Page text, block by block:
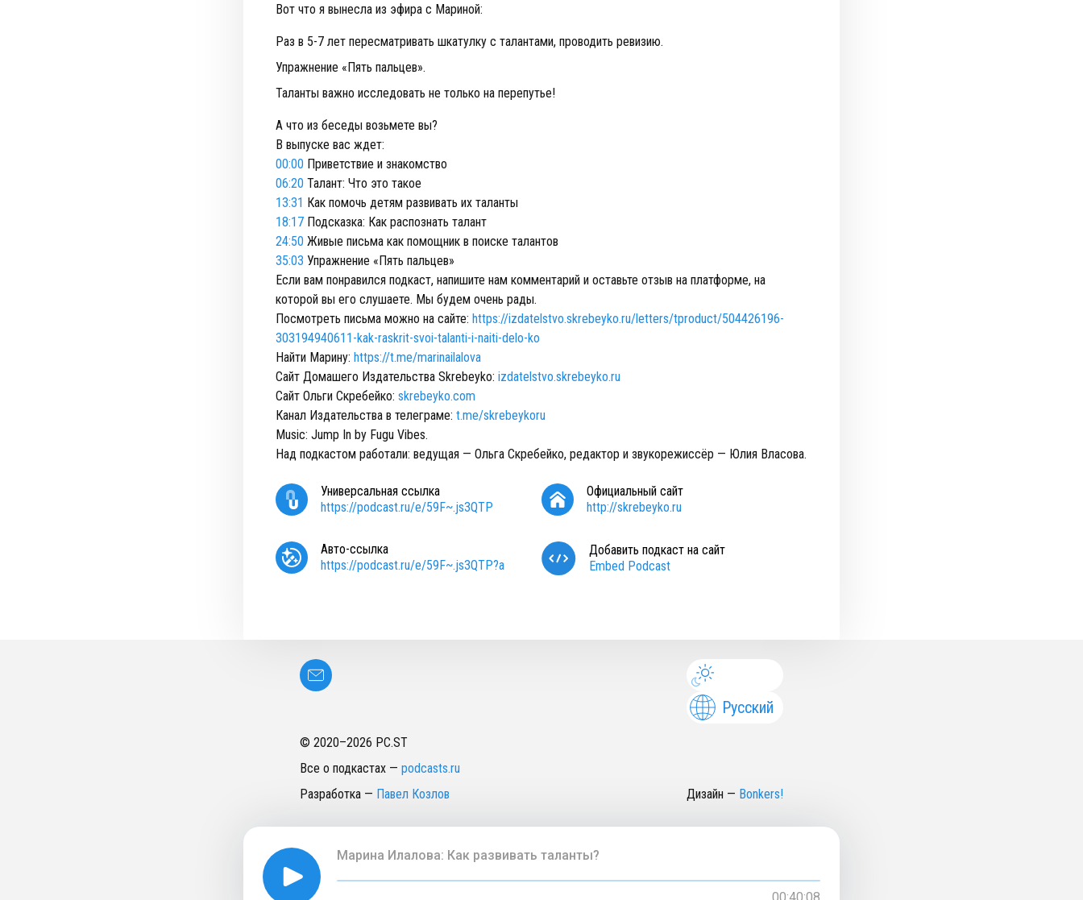
Вот что я вынесла из эфира с Мариной:
Раз в 5-7 лет пересматривать шкатулку с талантами, проводить ревизию.
Упражнение «Пять пальцев».
Таланты важно исследовать не только на перепутье!
А что из беседы возьмете вы?
В выпуске вас ждет:
00:00 Приветствие и знакомство
06:20 Талант: Что это такое
13:31 Как помочь детям развивать их таланты
18:17 Подсказка: Как распознать талант
24:50 Живые письма как помощник в поиске талантов
35:03 Упражнение «Пять пальцев»
Если вам понравился подкаст, напишите нам комментарий и оставьте отзыв на платформе, на
которой вы его слушаете. Мы будем очень рады.
Посмотреть письма можно на сайте: https://izdatelstvo.skrebeyko.ru/letters/tproduct/504426196-
303194940611-kak-raskrit-svoi-talanti-i-naiti-delo-ko
Найти Марину: https://t.me/marinailalova
Сайт Домашего Издательства Skrebeyko: izdatelstvo.skrebeyko.ru
Сайт Ольги Скребейко: skrebeyko.com
Канал Издательства в телеграме: t.me/skrebeykoru
Music: Jump In by Fugu Vibes.
Над подкастом работали: ведущая — Ольга Скребейко, редактор и звукорежиссёр — Юлия Власова.
Универсальная ссылка
https://podcast.ru/e/59F~.js3QTP
Официальный сайт
http://skrebeyko.ru
Авто-ссылка
https://podcast.ru/e/59F~.js3QTP?a
Добавить подкаст на сайт
Embed Podcast
Русский
© 2020–2026 PC.ST
Все о подкастах — podcasts.ru
Разработка — Павел Козлов Дизайн — Bonkers!
Марина Илалова: Как развивать таланты?